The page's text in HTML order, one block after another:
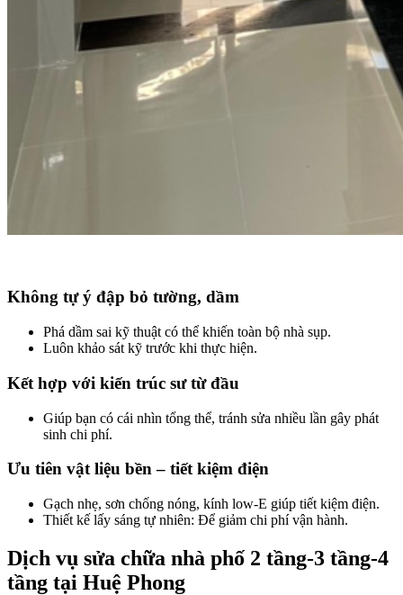
Không tự ý đập bỏ tường, dầm​
Phá dầm sai kỹ thuật có thể khiến toàn bộ nhà sụp.
Luôn khảo sát kỹ trước khi thực hiện.
Kết hợp với kiến trúc sư từ đầu​
Giúp bạn có cái nhìn tổng thể, tránh sửa nhiều lần gây phát
sinh chi phí.
Ưu tiên vật liệu bền – tiết kiệm điện​
Gạch nhẹ, sơn chống nóng, kính low-E giúp tiết kiệm điện.
Thiết kế lấy sáng tự nhiên: Để giảm chi phí vận hành.
Dịch vụ sửa chữa nhà phố 2 tầng-3 tầng-4
tầng tại Huệ Phong​